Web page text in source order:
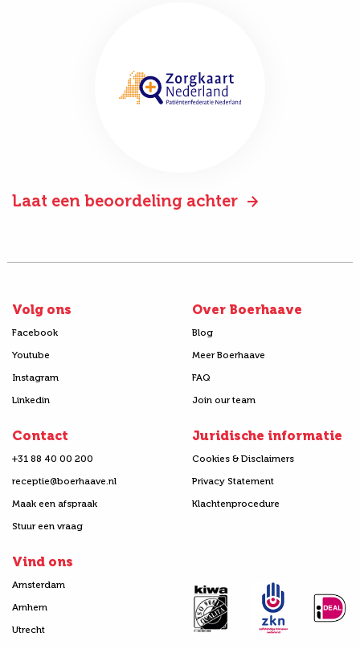
Laat een beoordeling achter
Volg ons
Facebook
Youtube
Instagram
Linkedin
Over Boerhaave
Blog
Meer Boerhaave
FAQ
Join our team
Contact
+31 88 40 00 200
receptie@boerhaave.nl
Maak een afspraak
Stuur een vraag
Juridische informatie
Cookies & Disclaimers
Privacy Statement
Klachtenprocedure
Vind ons
Amsterdam
Arnhem
Utrecht